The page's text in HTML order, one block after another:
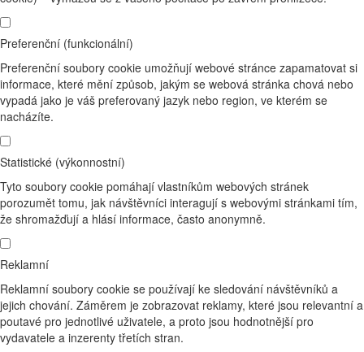
Preferenční (funkcionální)
Preferenční soubory cookie umožňují webové stránce zapamatovat si
informace, které mění způsob, jakým se webová stránka chová nebo
vypadá jako je váš preferovaný jazyk nebo region, ve kterém se
nacházíte.
Statistické (výkonnostní)
Tyto soubory cookie pomáhají vlastníkům webových stránek
porozumět tomu, jak návštěvníci interagují s webovými stránkami tím,
že shromažďují a hlásí informace, často anonymně.
Reklamní
Reklamní soubory cookie se používají ke sledování návštěvníků a
jejich chování. Záměrem je zobrazovat reklamy, které jsou relevantní a
poutavé pro jednotlivé uživatele, a proto jsou hodnotnější pro
vydavatele a inzerenty třetích stran.